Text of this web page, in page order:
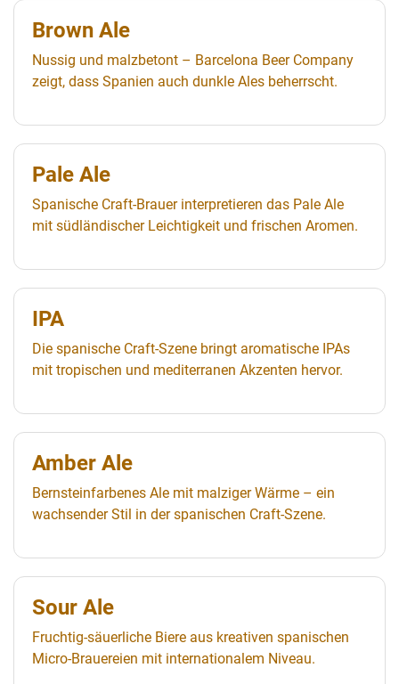
Brown Ale
Nussig und malzbetont – Barcelona Beer Company
zeigt, dass Spanien auch dunkle Ales beherrscht.
Pale Ale
Spanische Craft-Brauer interpretieren das Pale Ale
mit südländischer Leichtigkeit und frischen Aromen.
IPA
Die spanische Craft-Szene bringt aromatische IPAs
mit tropischen und mediterranen Akzenten hervor.
Amber Ale
Bernsteinfarbenes Ale mit malziger Wärme – ein
wachsender Stil in der spanischen Craft-Szene.
Sour Ale
Fruchtig-säuerliche Biere aus kreativen spanischen
Micro-Brauereien mit internationalem Niveau.